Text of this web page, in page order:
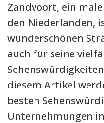
Zandvoort, ein
den Niederlanden,
wunderschönen
auch für seine
diesem Artikel
besten
Unternehmungen